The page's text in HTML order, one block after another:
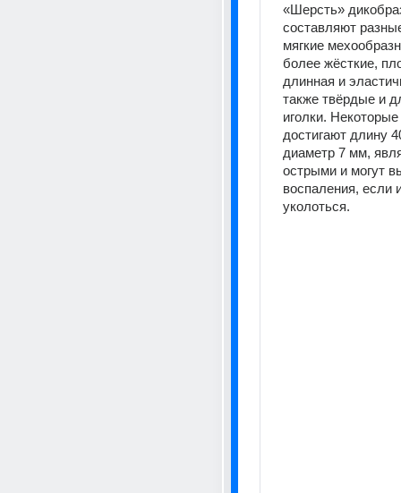
«Шерсть»
составляют
мягкие
более жёсткие,
длинная и
также твёрдые и
иголки. Некоторые
достигают длину
диаметр 7 мм,
острыми и могут
воспаления, если
уколоться.